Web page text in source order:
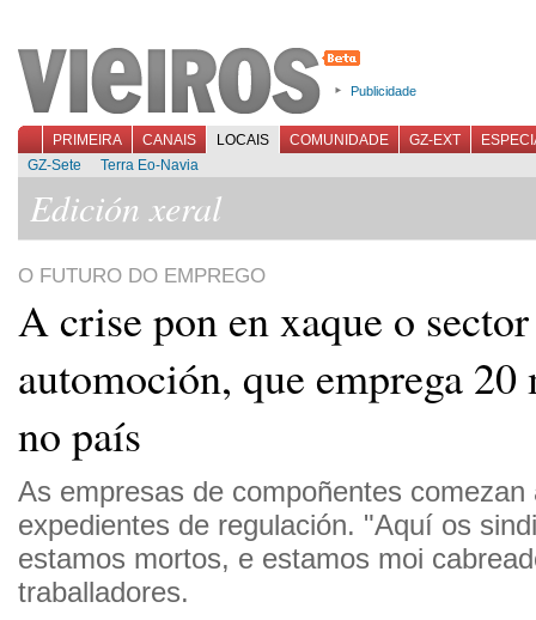
Publicidade
PRIMEIRA CANAIS LOCAIS COMUNIDADE GZ-EXT
GZ-Sete
Terra Eo-Navia
Edición xeral
O FUTURO DO EMPREGO
A crise pon en xaque o
automoción, que emprega 20
no país
As empresas de compoñentes comezan
expedientes de regulación. "Aquí os
estamos mortos, e estamos moi
traballadores.